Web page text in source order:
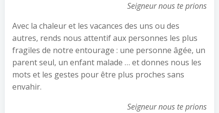
Seigneur nous te prions
Avec la chaleur et les vacances des uns ou des
autres, rends nous attentif aux personnes les plus
fragiles de notre entourage : une personne âgée, un
parent seul, un enfant malade … et donnes nous les
mots et les gestes pour être plus proches sans
envahir.
Seigneur nous te prions